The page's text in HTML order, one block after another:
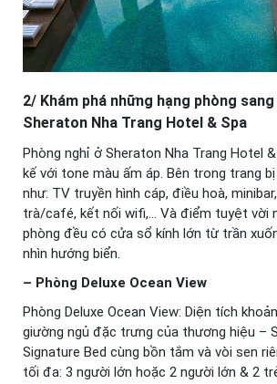
2/ Khám phá những hạng phòng
Sheraton Nha Trang Hotel & Spa
Phòng nghỉ ở Sheraton Nha Trang Hotel
kế với tone màu ấm áp. Bên trong trang
như: TV truyền hình cáp, điều hoà,
trà/café, kết nối wifi,… Và điểm tuyệt vời
phòng đều có cửa sổ kính lớn từ trần
nhìn hướng biển.
– Phòng Deluxe Ocean View
Phòng Deluxe Ocean View: Diện tích
giường ngủ đặc trưng của thương hiệu –
Signature Bed cùng bồn tắm và vòi sen
tối đa: 3 người lớn hoặc 2 người lớn & 2